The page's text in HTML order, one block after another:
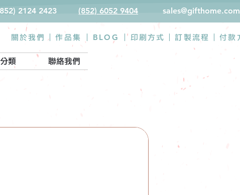
2124 2423 (852) 6052 9404
關於我們 | 作品集 BLOG | 印刷方式 |訂製流程 付款
類 聯絡我們